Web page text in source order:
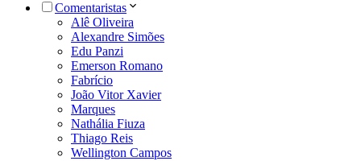
Comentaristas
Alê Oliveira
Alexandre Simões
Edu Panzi
Emerson Romano
Fabrício
João Vitor Xavier
Marques
Nathália Fiuza
Thiago Reis
Wellington Campos